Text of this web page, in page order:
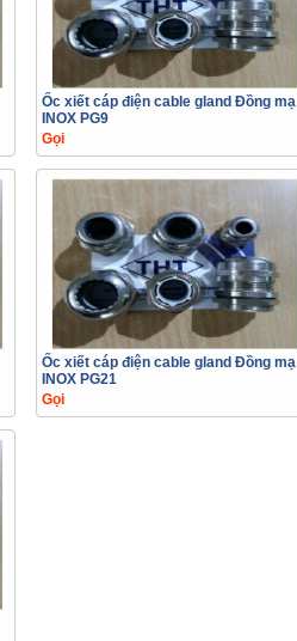
Ốc xiết cáp điện cable gland Đồng mạ
INOX PG9
Gọi
Ốc xiết cáp điện cable gland Đồng mạ
INOX PG21
Gọi